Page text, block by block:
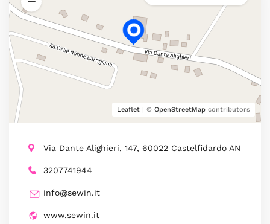
Leaflet | © OpenStreetMap contributors
Via Dante Alighieri, 147, 60022 Castelfidardo AN
3207741944
info@sewin.it
www.sewin.it